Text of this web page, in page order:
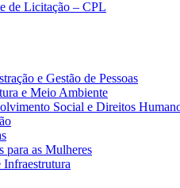
de Licitação – CPL
e Gestão de Pessoas
e Meio Ambiente
Social e Direitos
para as Mulheres
Infraestrutura